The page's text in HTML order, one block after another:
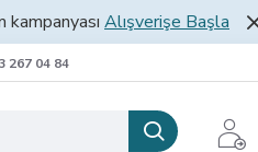
kampanyası Alışverişe Başla
267 04 84